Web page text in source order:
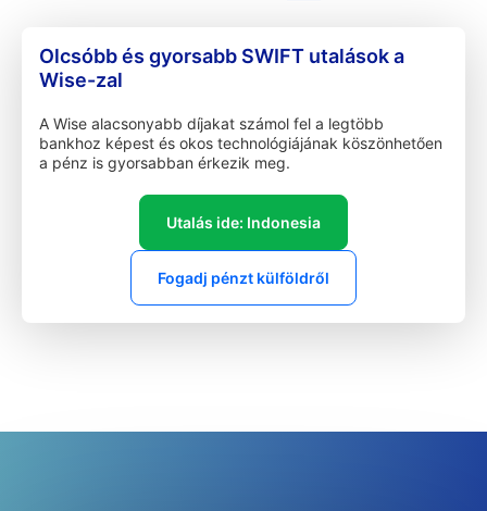
Olcsóbb és gyorsabb SWIFT utalások a
Wise-zal
A Wise alacsonyabb díjakat számol fel a legtöbb
bankhoz képest és okos technológiájának köszönhetően
a pénz is gyorsabban érkezik meg.
Utalás ide: Indonesia
Fogadj pénzt külföldről